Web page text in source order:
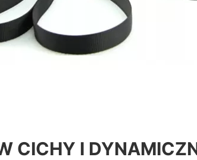
CICHY I